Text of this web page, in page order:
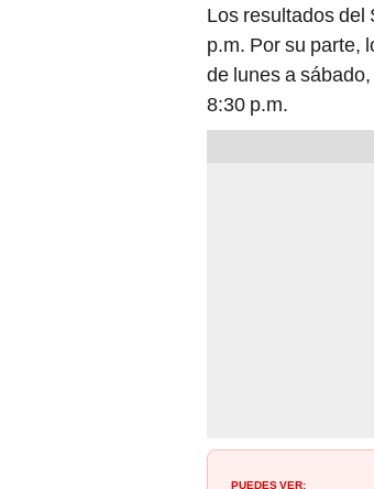
Los resultados del
p.m. Por su parte,
de lunes a
8:30 p.m.
PUEDES VER: